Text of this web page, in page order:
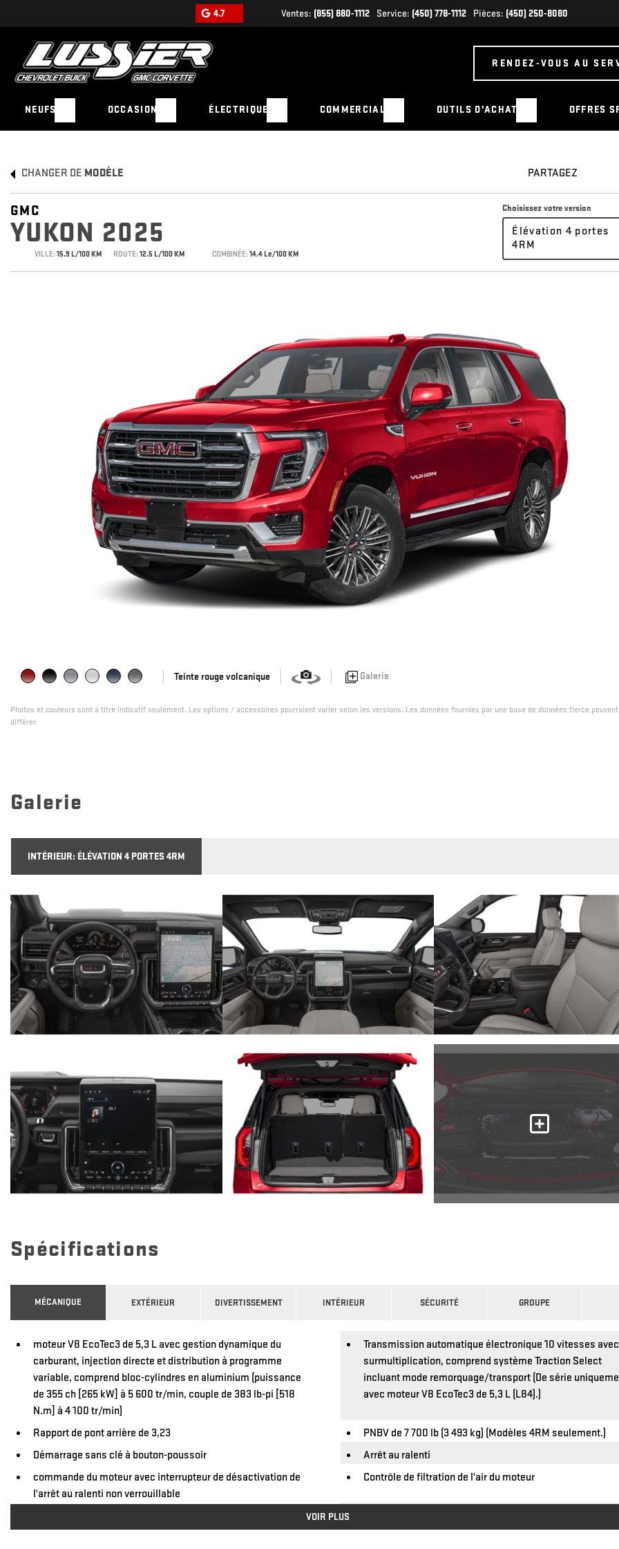
4.7 Ventes: (855) 880-1112 Service: (450) 778-1112 Pièces: (450) 250-8080
RENDEZ-VOUS AU
NEUFS OCCASION ÉLECTRIQUE COMMERCIAL OUTILS D’ACHAT OFFRES
CHANGER DE MODÈLE PARTAGEZ
GMC
YUKON 2025
VILLE:15.9 L/100 KM ROUTE:12.5 L/100 KM COMBINÉE:14.4 Le/100 KM
Choisissez votre version
Élévation 4 portes
4RM
Teinte rouge volcanique Galerie
Photos et couleurs sont à titre indicatif seulement. Les options / accessoires pourraient varier selon les versions. Les données fournies par une base de données tierce peuvent
différer.
Galerie
INTÉRIEUR: ÉLÉVATION 4 PORTES 4RM
Spécifications
MÉCANIQUE EXTÉRIEUR DIVERTISSEMENT INTÉRIEUR SÉCURITÉ GROUPE
moteur V8 EcoTec3 de 5,3 L avec gestion dynamique du
carburant, injection directe et distribution à programme
variable, comprend bloc-cylindres en aluminium (puissance
de 355 ch [265 kW] à 5 600 tr/min, couple de 383 lb-pi [518
N.m] à 4 100 tr/min)
Transmission automatique électronique 10 vitesses avec
surmultiplication, comprend système Traction Select
incluant mode remorquage/transport (De série
avec moteur V8 EcoTec3 de 5,3 L (L84).)
Rapport de pont arrière de 3,23
PNBV de 7 700 lb (3 493 kg) (Modèles 4RM seulement.)
Démarrage sans clé à bouton-poussoir
Arrêt au ralenti
commande du moteur avec interrupteur de désactivation de
l'arrêt au ralenti non verrouillable
Contrôle de filtration de l'air du moteur
carburant, essence E15 (De série uniquement avec moteur V8
EcoTec3 de 5,3 L (L84).)
VOIR PLUS